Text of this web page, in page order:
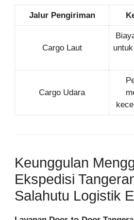
Jalur Pengiriman
Cargo Laut
Cargo Udara
Keunggulan
Ekspedisi
Salahutu Logistik